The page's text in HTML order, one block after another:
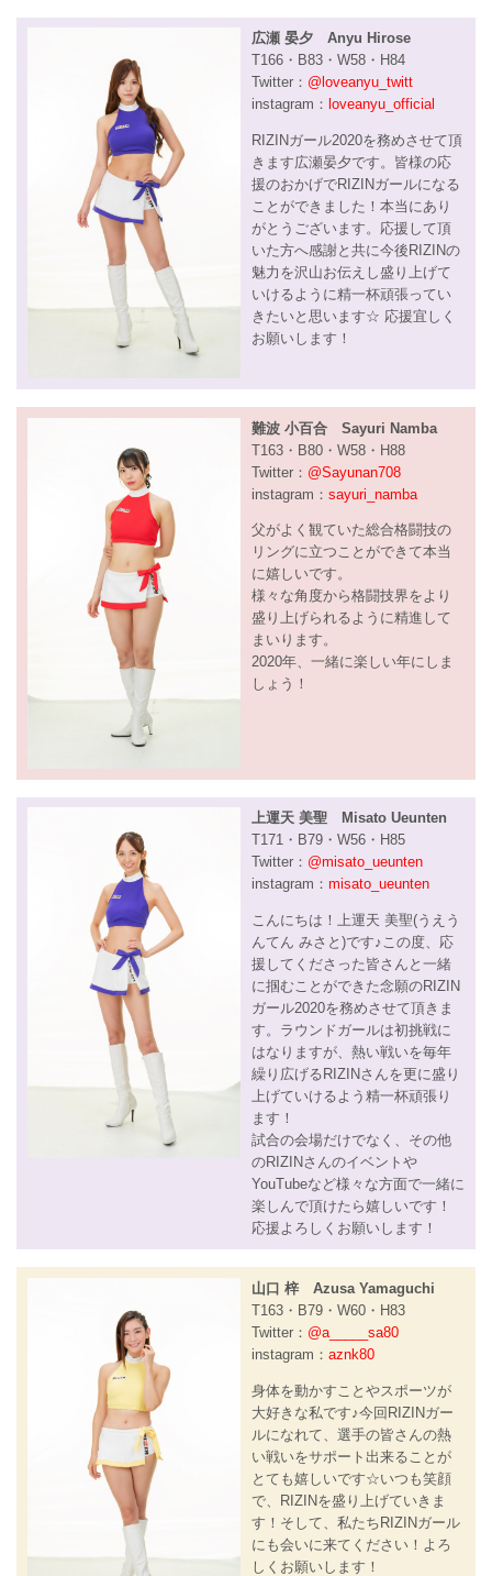
広瀬 晏夕 Anyu Hirose
T166・B83・W58・H84
Twitter： @loveanyu_twitt
instagram： loveanyu_official
RIZINガール2020を務めさせて頂
きます広瀬晏夕です。皆様の応
援のおかげでRIZINガールになる
ことができました！本当にあり
がとうございます。応援して頂
いた方へ感謝と共に今後RIZINの
魅力を沢山お伝えし盛り上げて
いけるように精一杯頑張ってい
きたいと思います☆ 応援宜しく
お願いします！
難波 小百合 Sayuri Namba
T163・B80・W58・H88
Twitter： @Sayunan708
instagram： sayuri_namba
父がよく観ていた総合格闘技の
リングに立つことができて本当
に嬉しいです。
様々な角度から格闘技界をより
盛り上げられるように精進して
まいります。
2020年、一緒に楽しい年にしま
しょう！
上運天 美聖 Misato Ueunten
T171・B79・W56・H85
Twitter： @misato_ueunten
instagram： misato_ueunten
こんにちは！上運天 美聖(うえう
んてん みさと)です♪この度、応
援してくださった皆さんと一緒
に掴むことができた念願のRIZIN
ガール2020を務めさせて頂きま
す。ラウンドガールは初挑戦に
はなりますが、熱い戦いを毎年
繰り広げるRIZINさんを更に盛り
上げていけるよう精一杯頑張り
ます！
試合の会場だけでなく、その他
のRIZINさんのイベントや
YouTubeなど様々な方面で一緒に
楽しんで頂けたら嬉しいです！
応援よろしくお願いします！
山口 梓 Azusa Yamaguchi
T163・B79・W60・H83
Twitter： @a_____sa80
instagram： aznk80
身体を動かすことやスポーツが
大好きな私です♪今回RIZINガー
ルになれて、選手の皆さんの熱
い戦いをサポート出来ることが
とても嬉しいです☆いつも笑顔
で、RIZINを盛り上げていきま
す！そして、私たちRIZINガール
にも会いに来てください！よろ
しくお願いします！